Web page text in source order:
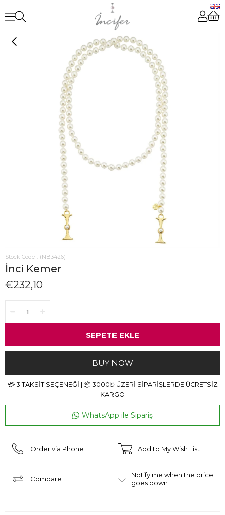
Stock Code (NB3426)
İnci Kemer
€232,10
WhatsApp ile Sipariş
Order via Phone Add to My Wish List
Compare
Notify me when the price
goes down